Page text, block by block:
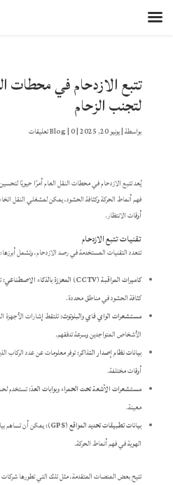
تتبع الازدحام في محطات
لتجنب الزحام
بواسطة|يونيو 20, 2025 |
Blog|0 تعليقات
يُعد تتبع الازدحام في محطات النقل العام أمرًا حيويًا
فهم أنماط الحركة وكثافة الحشود، يمكن لمشغلي النقل
أوقات الانتظار.
تقنيات تتبع الازدحام
تتعدد التقنيات المستخدمة في رصد الازدحام، وتشمل أبرزها:
كاميرات المراقبة (CCTV) المعززة بالذكاء الاصطناعي:
كثافة الحشود في مناطق محددة.
مستشعرات الواي فاي والبلوتوث:تلتقط إشارات الأجهزة
الأشخاص المتواجدين وسرعة تدفقهم.
بيانات نظام إصدار التذاكر:توفر معلومات عن عدد الركاب
أوقات مختلفة.
مستشعرات الأشعة تحت الحمراء وبوابات العدّ:تستخدم
معينة.
بيانات تطبيقات تحديد المواقع (GPS):
يمكن أن تساهم
الهوية في فهم أنماط الحركة.
تتيح بعض المنصات المتقدمة، مثل تلك التي تطورها